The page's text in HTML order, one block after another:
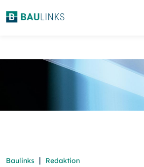
Baulinks | Redaktion